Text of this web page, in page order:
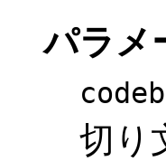
パラメ
切り